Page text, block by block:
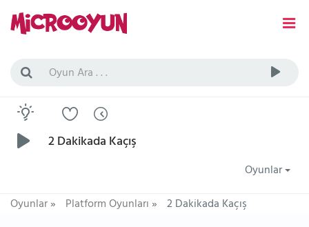
2 Dakikada Kaçış
Oyunlar
Oyunlar» Platform Oyunları» 2 Dakikada Kaçış